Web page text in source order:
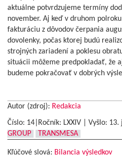
aktuálne potvrdzujeme termíny
november. Aj keď v druhom
fakturáciu z dôvodov čerpania
dovolenky, počas ktorej budú
strojných zariadení a poklesu
situácii môžeme predpokladať, že
budeme pokračovať v dobrých
Autor (zdroj): Redakcia
Číslo: 14|Ročník: LXXIV | Vyšlo: 13.
GROUP
TRANSMESA
Kľúčové slová: Bilancia výsledkov